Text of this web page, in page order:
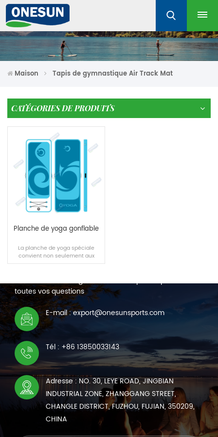
Maison Tapis de gymnastique Air Track Mat
CATÉGORIES DE PRODUITS
Planche de yoga gonflable
La planche de yoga spéciale
convient non seulement aux
amateurs de yoga pour une
élasticité.
LIRE LA SUITE
NOUS CONTACTER
Nous sommes en ligne 7*24 heures pour répondre à
toutes vos questions
E-mail : export@onesunsports.com
Tél : +86 13850033143
Adresse : NO. 30, LEYE ROAD, JINGBIAN
INDUSTRIAL ZONE, ZHANGGANG STREET,
CHANGLE DISTRICT, FUZHOU, FUJIAN, 350209,
CHINA